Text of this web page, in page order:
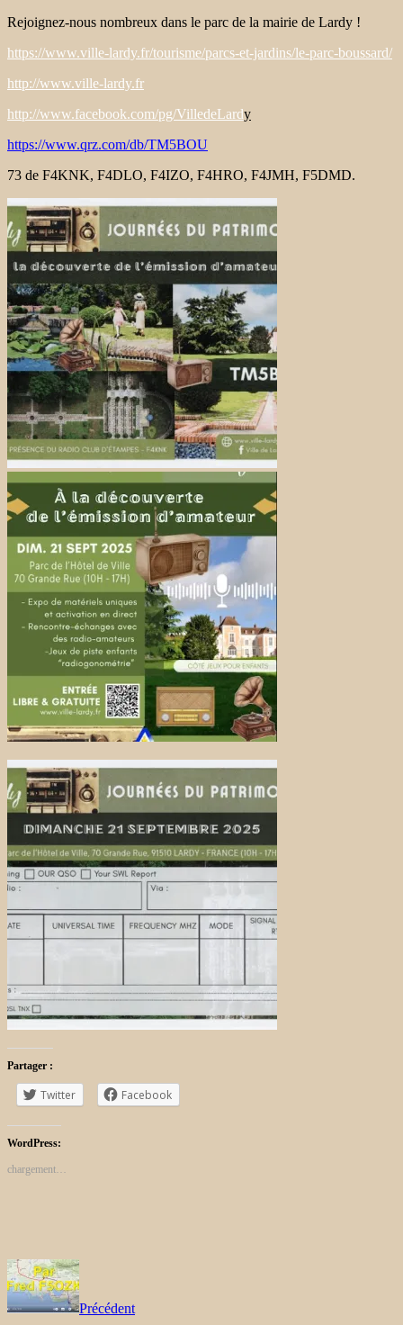
Rejoignez-nous nombreux dans le parc de la mairie de Lardy !
https://www.ville-lardy.fr/tourisme/parcs-et-jardins/le-parc-boussard/
http://www.ville-lardy.fr
http://www.facebook.com/pg/VilledeLardy
https://www.qrz.com/db/TM5BOU
73 de F4KNK, F4DLO, F4IZO, F4HRO, F4JMH, F5DMD.
Partager :
Twitter Facebook
WordPress:
chargement…
Précédent